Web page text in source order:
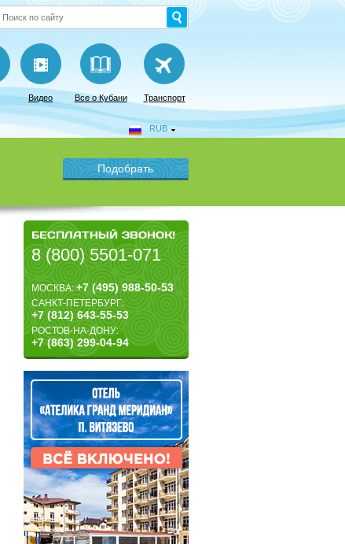
Видео Все о Кубани Транспорт
RUB
БЕСПЛАТНЫЙ ЗВОНОК!
8 (800) 5501-071
МОСКВА:+7 (495) 988-50-53
САНКТ-ПЕТЕРБУРГ:
+7 (812) 643-55-53
РОСТОВ-НА-ДОНУ:
+7 (863) 299-04-94